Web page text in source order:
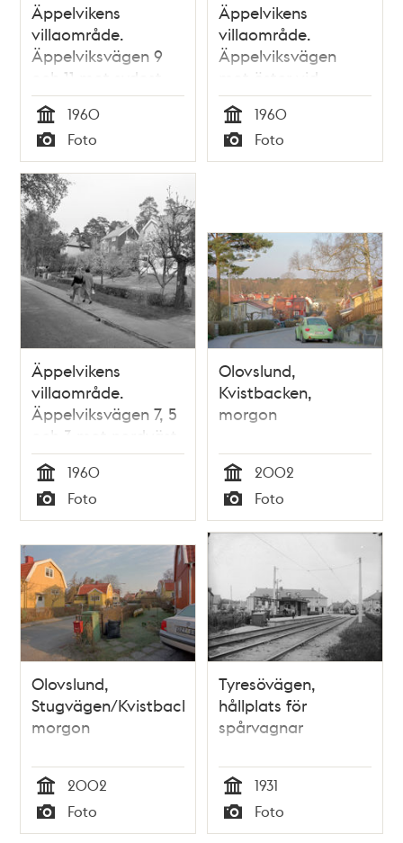
Äppelvikens
villaområde.
Äppelviksvägen 9
och 11 mot sydost.
Tid
1960
Typ
Foto
Äppelvikens
villaområde.
Äppelviksvägen
mot öster vid
korsningen med
Runda vägen.
Tid
1960
Typ
Foto
Äppelvikens
villaområde.
Äppelviksvägen 7, 5
och 3 mot nordväst.
Tid
1960
Typ
Foto
Olovslund,
Kvistbacken,
morgon
Tid
2002
Typ
Foto
Olovslund,
Stugvägen/Kvistbacken,
morgon
Tid
2002
Typ
Foto
Tyresövägen,
hållplats för
spårvagnar
Tid
1931
Typ
Foto